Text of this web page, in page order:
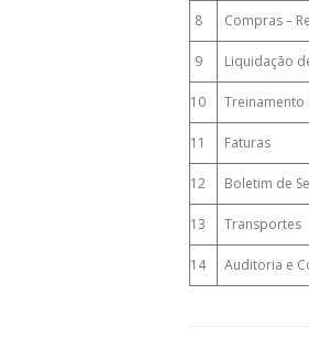
8 Compras –
9 Liquidação
10 Treinamento
11 Faturas
12 Boletim de
13 Transportes
14 Auditoria e